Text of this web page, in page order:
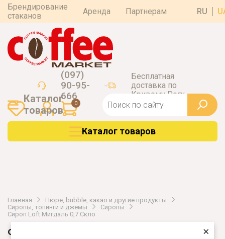
×
Брендирование
стаканов
Аренда Партнерам RU
(097)
90-95-
666
Бесплатная
доставка по
Кривому Рогу
0
Каталог
товаров
Каталог товаров
Главная
Пюре, bubble, какао и другие продукты
Сиропы, топинги и джемы
Сиропы
Сироп Loft Мигдаль 0,7 Скло
СИРОП LOFT МИГДАЛЬ 0,7 СКЛО